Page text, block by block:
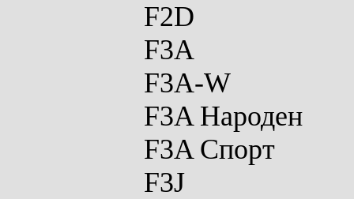
F2D
F3A
F3A-W
F3A Народен
F3A Спорт
F3J